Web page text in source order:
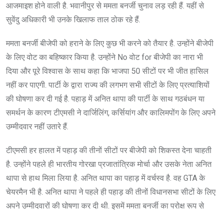
आजमाइश होने वाली है. भवानीपुर से ममता बनर्जी चुनाव लड़ रही हैं. यहीं से
सुवेंदु अधिकारी भी उनके खिलाफ ताल ठोक रहे हैं.
ममता बनर्जी बीजेपी को हराने के लिए कुछ भी करने को तैयार है. उन्होंने बीजेपी
के लिए वोट का बहिष्कार किया है. उन्होंने No वोट for बीजेपी का नारा भी
दिया और पूरे विश्वास के साथ कहा कि भाजपा 50 सीटों पर भी जीत हासिल
नहीं कर पाएगी. पार्टी के द्वारा राज्य की लगभग सभी सीटों के लिए प्रत्याशियों
की घोषणा कर दी गई है. पहाड़ में अनित थापा की पार्टी के साथ गठबंधन या
समर्थन के कारण टीएमसी ने दार्जिलिंग, कर्सियांग और कालिमपोंग के लिए अपने
उम्मीदवार नहीं उतारे हैं.
टीएमसी हर हालत में पहाड़ की तीनों सीटों पर बीजेपी को शिकस्त देना चाहती
है. उन्होंने पहले ही भारतीय गोरखा प्रजातांत्रिक मोर्चा और उसके नेता अनित
थापा से हाथ मिला लिया है. अनित थापा का पहाड़ में वर्चस्व है. वह GTA के
चेयरमैन भी है. अनित थापा ने पहले ही पहाड़ की तीनों विधानसभा सीटों के लिए
अपने उम्मीदवारों की घोषणा कर दी थी. इसमें ममता बनर्जी का परोक्ष रूप से